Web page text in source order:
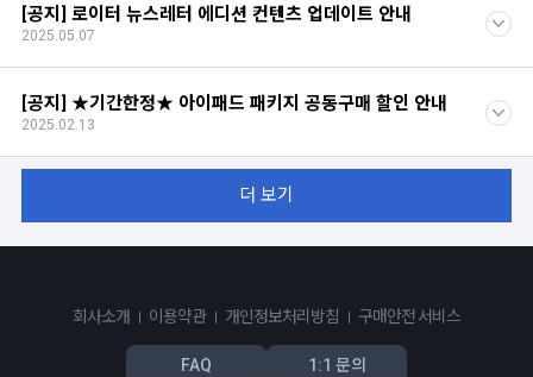
[공지] 로이터 뉴스레터 에디션 컨텐츠 업데이트 안내
2025.05.07
[공지] ★기간한정★ 아이패드 패키지 공동구매 할인 안내
2025.02.13
더 보기
회사소개 이용약관 개인정보처리방침 구매안전 서비스
FAQ 1:1 문의